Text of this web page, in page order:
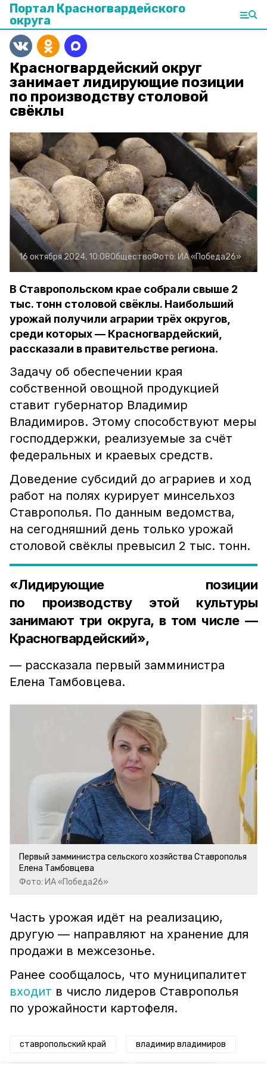
Портал Красногвардейского
округа
Красногвардейский округ
занимает лидирующие позиции
по производству столовой
свёклы
16 октября 2024, 10:08ОбществоФото:ИА «Победа26»
В Ставропольском крае собрали свыше 2
тыс. тонн столовой свёклы. Наибольший
урожай получили аграрии трёх округов,
среди которых — Красногвардейский,
рассказали в правительстве региона.
Задачу об обеспечении края
собственной овощной продукцией
ставит губернатор Владимир
Владимиров. Этому способствуют меры
господдержки, реализуемые за счёт
федеральных и краевых средств.
Доведение субсидий до аграриев и ход
работ на полях курирует минсельхоз
Ставрополья. По данным ведомства,
на сегодняшний день только урожай
столовой свёклы превысил 2 тыс. тонн.
«Лидирующие позиции
по производству этой культуры
занимают три округа, в том числе —
Красногвардейский»,
— рассказала первый замминистра
Елена Тамбовцева.
Первый замминистра сельского хозяйства Ставрополья
Елена Тамбовцева
Фото: ИА «Победа26»
Часть урожая идёт на реализацию,
другую — направляют на хранение для
продажи в межсезонье.
Ранее сообщалось, что муниципалитет
входит в число лидеров Ставрополья
по урожайности картофеля.
ставропольский край владимир владимиров